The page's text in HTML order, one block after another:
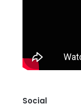
Social